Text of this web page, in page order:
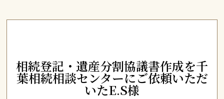
相続登記・遺産分割協議書作成を千
葉相続相談センターにご依頼いただ
いたE.S様